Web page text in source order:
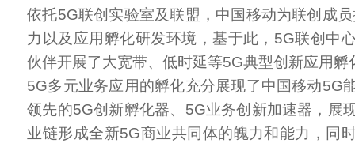
依托5G联创实验室及联盟，中国移动为联创成
力以及应用孵化研发环境，基于此，5G联创中
伙伴开展了大宽带、低时延等5G典型创新应用孵
5G多元业务应用的孵化充分展现了中国移动5G
领先的5G创新孵化器、5G业务创新加速器，展
业链形成全新5G商业共同体的魄力和能力，同